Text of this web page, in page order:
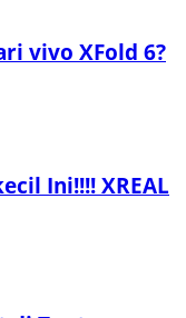
vivo XFold 6?
Ini!!!! XREAL